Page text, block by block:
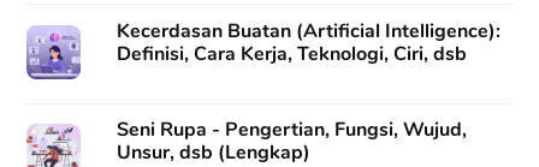
Kecerdasan Buatan (Artificial Intelligence):
Definisi, Cara Kerja, Teknologi, Ciri, dsb
Seni Rupa - Pengertian, Fungsi, Wujud,
Unsur, dsb (Lengkap)